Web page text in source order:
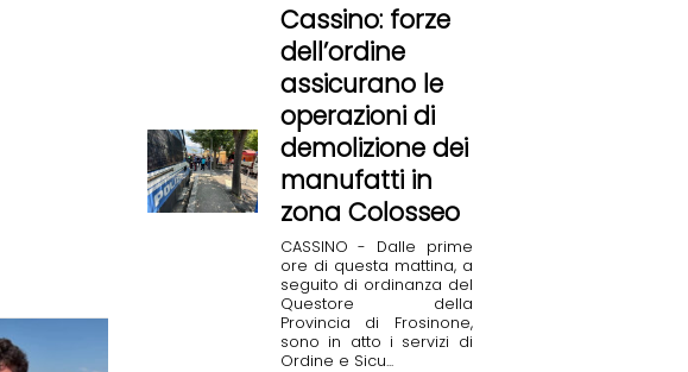
Cassino: forze
dell’ordine
assicurano le
operazioni di
demolizione dei
manufatti in
zona Colosseo
CASSINO - Dalle prime
ore di questa mattina, a
seguito di ordinanza del
Questore della
Provincia di Frosinone,
sono in atto i servizi di
Ordine e Sicu...